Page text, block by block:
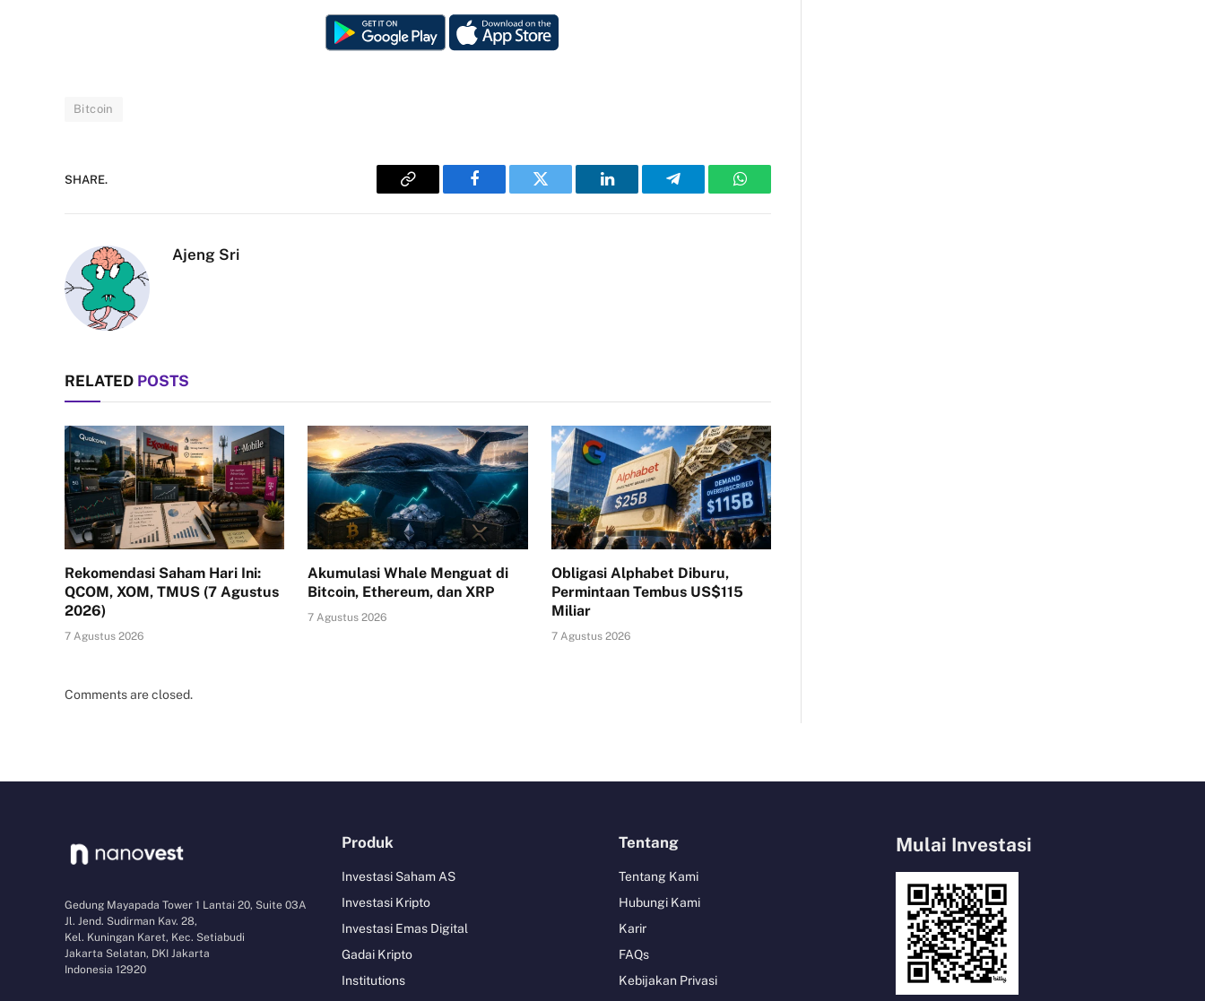
Bitcoin
SHARE.
Copy
Facebook Twitter LinkedIn Telegram WhatsApp
Ajeng Sri
RELATED POSTS
Rekomendasi Saham Hari Ini:
QCOM, XOM, TMUS (7 Agustus
2026)
7 Agustus 2026
Akumulasi Whale Menguat di
Bitcoin, Ethereum, dan XRP
7 Agustus 2026
Obligasi Alphabet Diburu,
Permintaan Tembus US$115
Miliar
7 Agustus 2026
Comments are closed.
Gedung Mayapada Tower 1 Lantai 20, Suite 03A
Jl. Jend. Sudirman Kav. 28,
Kel. Kuningan Karet, Kec. Setiabudi
Jakarta Selatan, DKI Jakarta
Indonesia 12920
Produk
Investasi Saham AS
Investasi Kripto
Investasi Emas Digital
Gadai Kripto
Institutions
Tentang
Tentang Kami
Hubungi Kami
Karir
FAQs
Kebijakan Privasi
Mulai Investasi